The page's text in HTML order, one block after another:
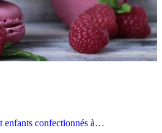
enfants confectionnés à…